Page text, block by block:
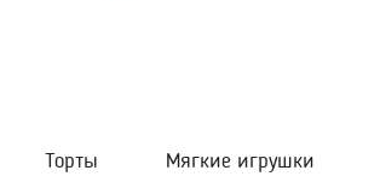
Торты Мягкие игрушки